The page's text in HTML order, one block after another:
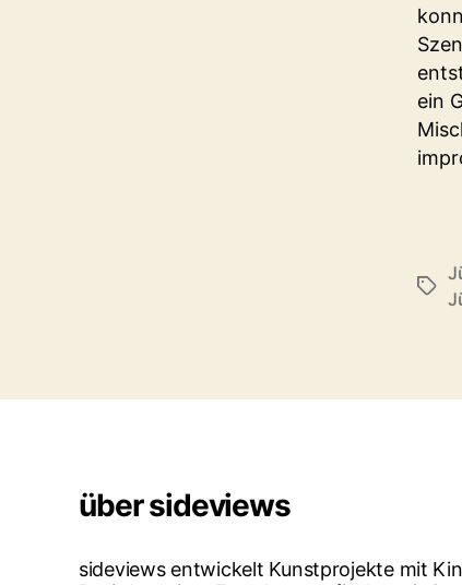
ein
über sideviews
sideviews entwickelt Kunstprojekte mit